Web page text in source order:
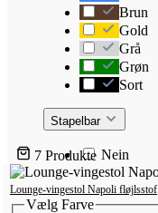
Brun
Gold
Grå
Grøn
Sort
Stapelbar
Nein
7 Produkte
Lounge-vingestol Napoli fløjlsstof
Vælg Farve